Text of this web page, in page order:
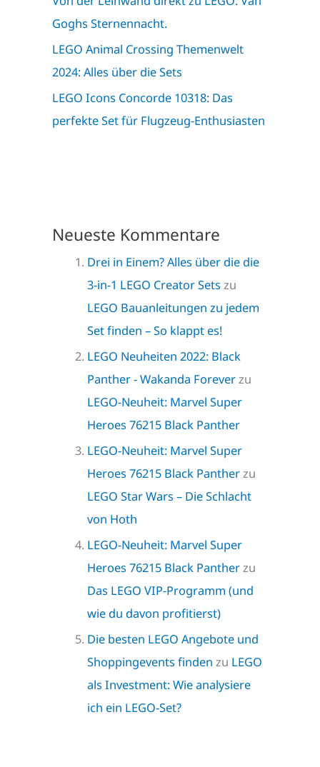
Goghs Sternennacht.
LEGO Animal Crossing Themenwelt
2024: Alles über die Sets
LEGO Icons Concorde 10318: Das
perfekte Set für Flugzeug-Enthusiasten
Neueste Kommentare
Drei in Einem? Alles über die die
3-in-1 LEGO Creator Sets zu
LEGO Bauanleitungen zu jedem
Set finden – So klappt es!
LEGO Neuheiten 2022: Black
Panther - Wakanda Foreverzu
LEGO-Neuheit: Marvel Super
Heroes 76215 Black Panther
LEGO-Neuheit: Marvel Super
Heroes 76215 Black Pantherzu
LEGO Star Wars – Die Schlacht
von Hoth
LEGO-Neuheit: Marvel Super
Heroes 76215 Black Pantherzu
Das LEGO VIP-Programm (und
wie du davon profitierst)
Die besten LEGO Angebote und
Shoppingevents finden zu LEGO
als Investment: Wie analysiere
ich ein LEGO-Set?